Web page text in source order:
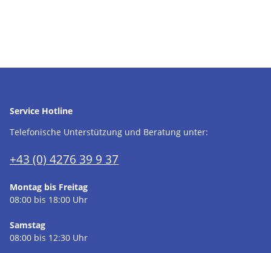
Service Hotline
Telefonische Unterstützung und Beratung unter:
+43 (0) 4276 39 9 37
Montag bis Freitag
08:00 bis 18:00 Uhr
Samstag
08:00 bis 12:30 Uhr